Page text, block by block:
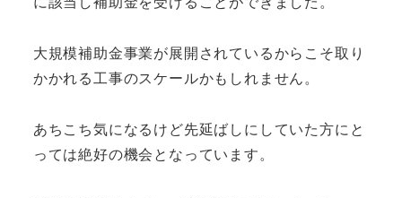
大規模補助金事業が展開されているからこそ取り
かかれる工事のスケールかもしれません。
あちこち気になるけど先延ばしにしていた方にと
っては絶好の機会となっています。